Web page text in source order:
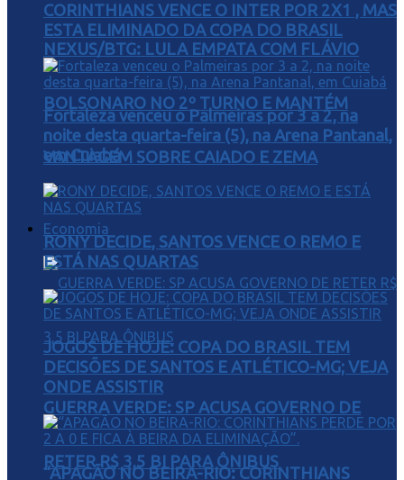
NEXUS/BTG: LULA EMPATA COM FLÁVIO
BOLSONARO NO 2º TURNO E MANTÉM
VANTAGEM SOBRE CAIADO E ZEMA
Economia
GUERRA VERDE: SP ACUSA GOVERNO DE
RETER R$ 3,5 BI PARA ÔNIBUS
CORINTHIANS VENCE O INTER POR 2X1 , MAS
ESTA ELIMINADO DA COPA DO BRASIL
Fortaleza venceu o Palmeiras por 3 a 2, na
noite desta quarta-feira (5), na Arena Pantanal,
em Cuiabá
RONY DECIDE, SANTOS VENCE O REMO E
ESTÁ NAS QUARTAS
JOGOS DE HOJE: COPA DO BRASIL TEM
DECISÕES DE SANTOS E ATLÉTICO-MG; VEJA
ONDE ASSISTIR
“APAGÃO NO BEIRA-RIO: CORINTHIANS